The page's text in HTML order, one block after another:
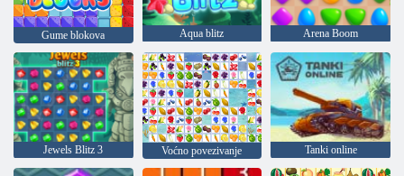
Gume blokova Aqua blitz Arena Boom
Jewels Blitz 3 Voćno povezivanje Tanki online